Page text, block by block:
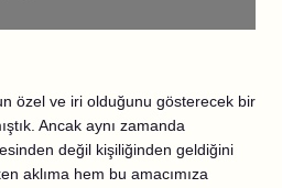
özel ve iri olduğunu gösterecek bir
Ancak aynı zamanda
değil kişiliğinden geldiğini
aklıma hem bu amacımıza